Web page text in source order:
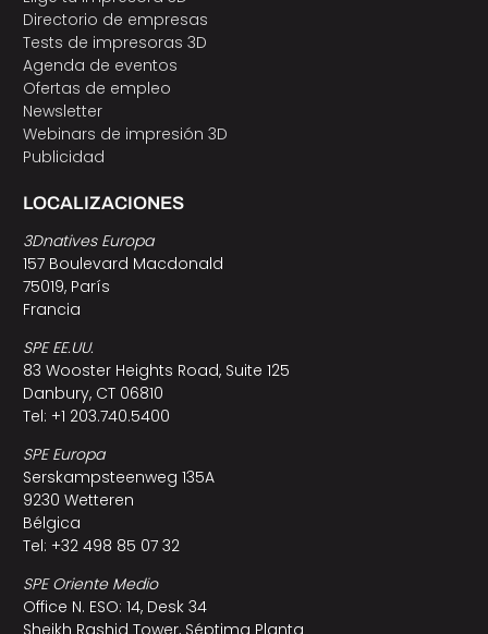
Directorio de empresas
Tests de impresoras 3D
Agenda de eventos
Ofertas de empleo
Newsletter
Webinars de impresión 3D
Publicidad
LOCALIZACIONES
3Dnatives Europa
157 Boulevard Macdonald
75019, París
Francia
SPE EE.UU.
83 Wooster Heights Road, Suite 125
Danbury, CT 06810
Tel: +1 203.740.5400
SPE Europa
Serskampsteenweg 135A
9230 Wetteren
Bélgica
Tel: +32 498 85 07 32
SPE Oriente Medio
Office N. ESO: 14, Desk 34